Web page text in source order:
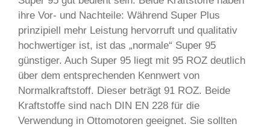
ihre Vor- und Nachteile: Während Super Plus
prinzipiell mehr Leistung hervorruft und qualitativ
hochwertiger ist, ist das „normale“ Super 95
günstiger. Auch Super 95 liegt mit 95 ROZ deutlich
über dem entsprechenden Kennwert von
Normalkraftstoff. Dieser beträgt 91 ROZ. Beide
Kraftstoffe sind nach DIN EN 228 für die
Verwendung in Ottomotoren geeignet. Sie sollten